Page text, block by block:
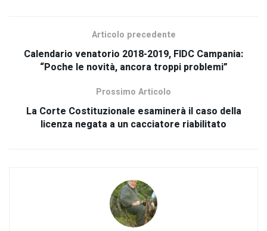
Articolo precedente
Calendario venatorio 2018-2019, FIDC Campania:
“Poche le novità, ancora troppi problemi”
Prossimo Articolo
La Corte Costituzionale esaminerà il caso della
licenza negata a un cacciatore riabilitato